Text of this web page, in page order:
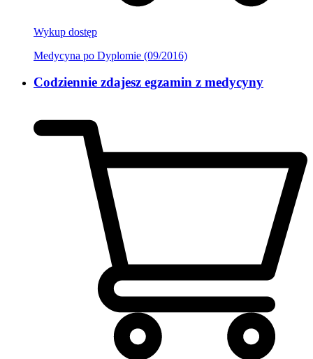
Wykup dostęp
Medycyna po Dyplomie (09/2016)
Codziennie zdajesz egzamin z medycyny